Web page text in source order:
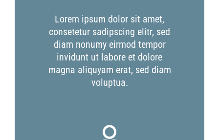
Lorem ipsum dolor sit amet,
consetetur sadipscing elitr, sed
diam nonumy eirmod tempor
invidunt ut labore et dolore
magna aliquyam erat, sed diam
voluptua.